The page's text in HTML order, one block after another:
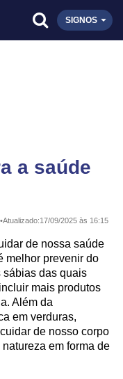
SIGNOS
a saúde
•Atualizado:17/09/2025 às 16:15
de nossa saúde
melhor prevenir do
sábias das quais
mais produtos
Além da
em verduras,
de nosso corpo
em forma de